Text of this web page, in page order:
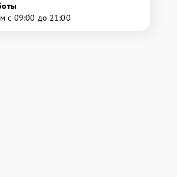
с 09:00 до 21:00